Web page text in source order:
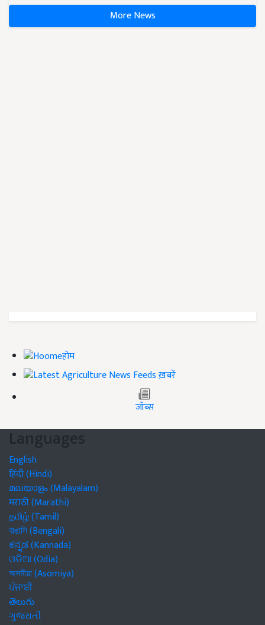
More News
होम
ख़बरें
जॉब्स
Languages
English
हिंदी (Hindi)
മലയാളം (Malayalam)
मराठी (Marathi)
தமிழ் (Tamil)
বাঙালি (Bengali)
ಕನ್ನಡ (Kannada)
ଓଡିଆ (Odia)
অসমীয়া (Asomiya)
ਪੰਜਾਬੀ
తెలుగు
ગુજરાતી